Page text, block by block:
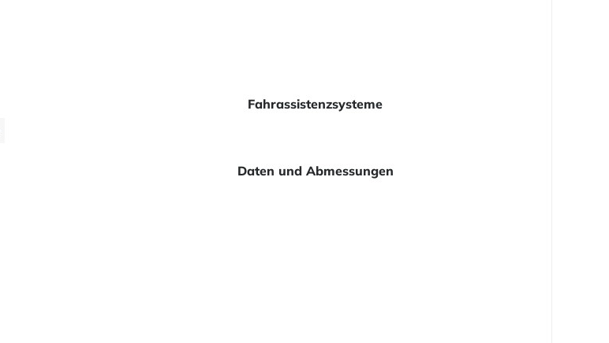
Fahrassistenzsysteme
Daten und Abmessungen